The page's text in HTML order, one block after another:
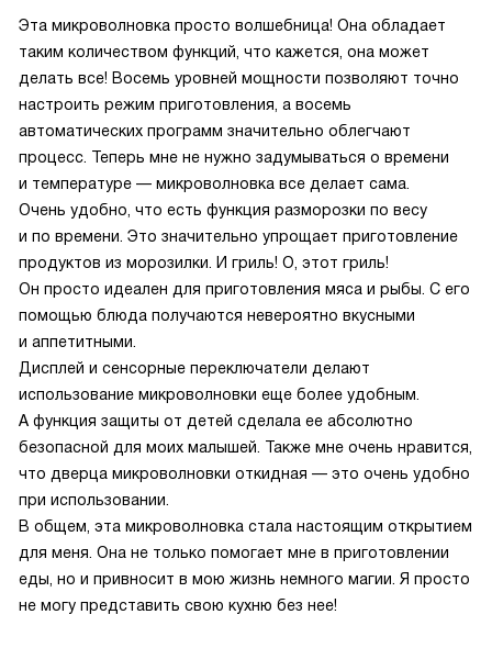
Эта микроволновка просто волшебница! Она обладает
таким количеством функций, что кажется, она может
делать все! Восемь уровней мощности позволяют точно
настроить режим приготовления, а восемь
автоматических программ значительно облегчают
процесс. Теперь мне не нужно задумываться о времени
и температуре — микроволновка все делает сама.
Очень удобно, что есть функция разморозки по весу
и по времени. Это значительно упрощает приготовление
продуктов из морозилки. И гриль! О, этот гриль!
Он просто идеален для приготовления мяса и рыбы. С его
помощью блюда получаются невероятно вкусными
и аппетитными.
Дисплей и сенсорные переключатели делают
использование микроволновки еще более удобным.
А функция защиты от детей сделала ее абсолютно
безопасной для моих малышей. Также мне очень нравится,
что дверца микроволновки откидная — это очень удобно
при использовании.
В общем, эта микроволновка стала настоящим открытием
для меня. Она не только помогает мне в приготовлении
еды, но и привносит в мою жизнь немного магии. Я просто
не могу представить свою кухню без нее!